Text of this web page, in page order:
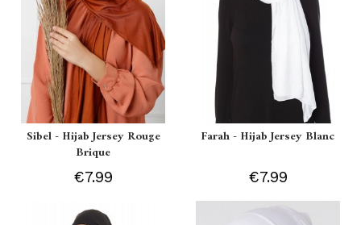
Sibel - Hijab Jersey Rouge
Brique
€7.99
Farah - Hijab Jersey Blanc
€7.99